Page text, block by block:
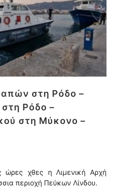
στη Ρόδο –
Ρόδο –
στη Μύκονο –
ώρες χθες η Λιμενική Αρχή
περιοχή Πεύκων Λίνδου.